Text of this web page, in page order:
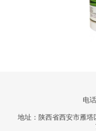
电
地址：陕西省西安市雁